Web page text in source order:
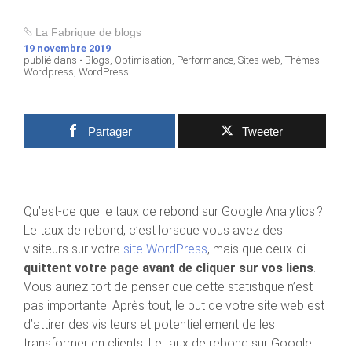
La Fabrique de blogs
19 novembre 2019
publié dans • Blogs, Optimisation, Performance, Sites web, Thèmes
Wordpress, WordPress
Partager Tweeter
Qu’est-ce que le taux de rebond sur Google Analytics ?
Le taux de rebond, c’est lorsque vous avez des
visiteurs sur votre site WordPress, mais que ceux-ci
quittent votre page avant de cliquer sur vos liens.
Vous auriez tort de penser que cette statistique n’est
pas importante. Après tout, le but de votre site web est
d’attirer des visiteurs et potentiellement de les